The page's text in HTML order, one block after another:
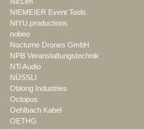
NIEMEIER Event Tools
NIYU.productions
nobeo
Nocturne Drones GmbH
NPB Veranstaltungstechnik
NTi Audio
NÜSSLI
Oblong Industries
Octopus
Oehlbach Kabel
OETHG